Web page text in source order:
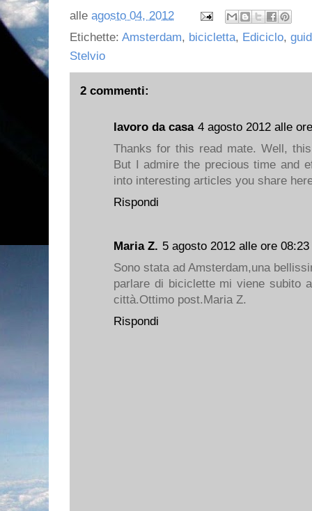
alle agosto 04, 2012
Etichette: Amsterdam, bicicletta, Ediciclo,
Stelvio
2 commenti:
lavoro da casa 4 agosto 2012 alle
Thanks for this read mate. Well,
But I admire the precious time and
into interesting articles you share
Rispondi
Maria Z. 5 agosto 2012 alle ore 08:23
Sono stata ad Amsterdam,una
parlare di biciclette mi viene subito
città.Ottimo post.Maria Z.
Rispondi